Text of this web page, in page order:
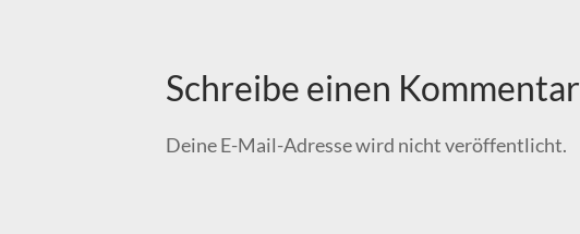
Schreibe einen Kommentar
Deine E-Mail-Adresse wird nicht veröffentlicht.